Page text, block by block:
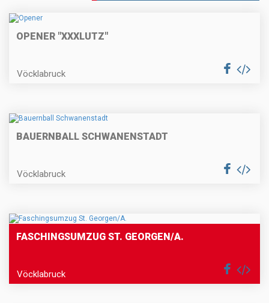
OPENER "XXXLUTZ"
Vöcklabruck
BAUERNBALL SCHWANENSTADT
Vöcklabruck
FASCHINGSUMZUG ST. GEORGEN/A.
Vöcklabruck